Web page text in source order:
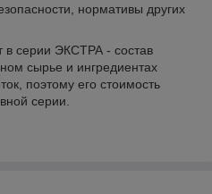
нормативы других
серии ЭКСТРА - состав
сырье и ингредиентах
поэтому его стоимость
серии.